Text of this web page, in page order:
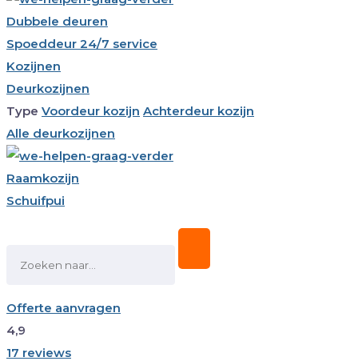
Dubbele deuren
Spoeddeur 24/7 service
Kozijnen
Deurkozijnen
Type Voordeur kozijn Achterdeur kozijn
Alle deurkozijnen
Raamkozijn
Schuifpui
Offerte aanvragen
4,9
17 reviews